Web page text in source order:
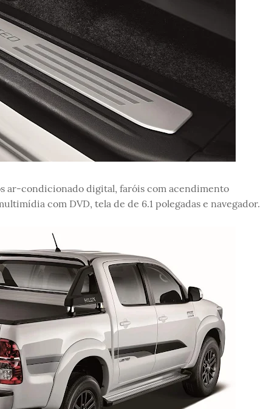
ar-condicionado digital, faróis com acendimento
com DVD, tela de de 6.1 polegadas e navegador.